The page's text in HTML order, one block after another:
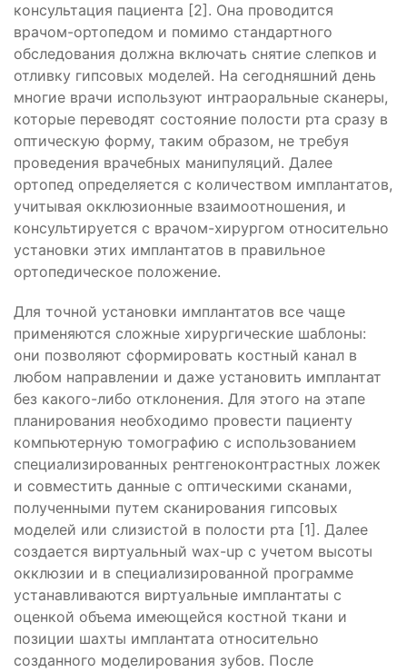
консультация пациента [2]. Она проводится
врачом-ортопедом и помимо стандартного
обследования должна включать снятие слепков и
отливку гипсовых моделей. На сегодняшний день
многие врачи используют интраоральные сканеры,
которые переводят состояние полости рта сразу в
оптическую форму, таким образом, не требуя
проведения врачебных манипуляций. Далее
ортопед определяется с количеством имплантатов,
учитывая окклюзионные взаимоотношения, и
консультируется с врачом-хирургом относительно
установки этих имплантатов в правильное
ортопедическое положение.
Для точной установки имплантатов все чаще
применяются сложные хирургические шаблоны:
они позволяют сформировать костный канал в
любом направлении и даже установить имплантат
без какого-либо отклонения. Для этого на этапе
планирования необходимо провести пациенту
компьютерную томографию с использованием
специализированных рентгеноконтрастных ложек
и совместить данные с оптическими сканами,
полученными путем сканирования гипсовых
моделей или слизистой в полости рта [1]. Далее
создается виртуальный wax-up с учетом высоты
окклюзии и в специализированной программе
устанавливаются виртуальные имплантаты с
оценкой объема имеющейся костной ткани и
позиции шахты имплантата относительно
созданного моделирования зубов. После